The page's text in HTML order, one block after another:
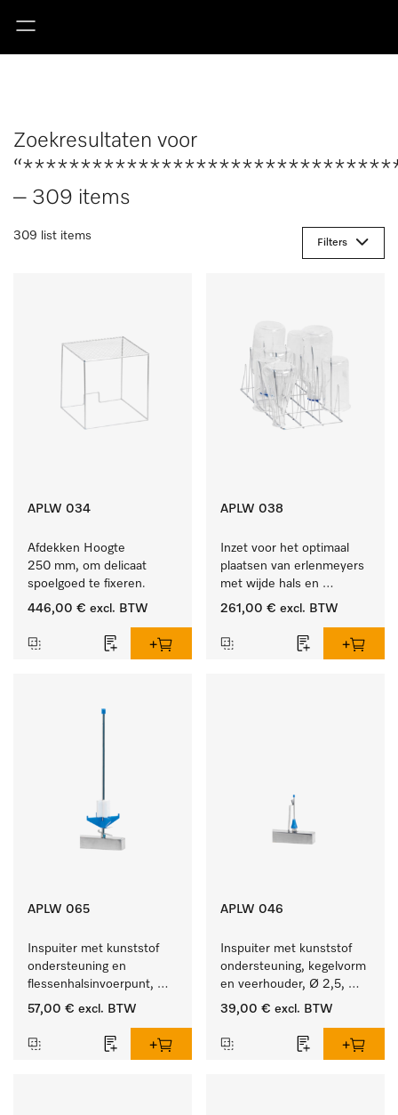
Zoekresultaten voor
– 309 items
309 list items
Filters
APLW 034
Afdekken Hoogte
250 mm, om delicaat
spoelgoed te fixeren.
446,00 € excl. BTW
APLW 038
Inzet voor het optimaal
plaatsen van erlenmeyers
met wijde hals en
maatcylinders.
261,00 € excl. BTW
APLW 065
Inspuiter met kunststof
ondersteuning en
flessenhalsinvoerpunt,
ster, Ø 6, lengte 275 mm.
57,00 € excl. BTW
APLW 046
Inspuiter met kunststof
ondersteuning, kegelvorm
en veerhouder, Ø 2,5,
lengte 80 mm.
39,00 € excl. BTW